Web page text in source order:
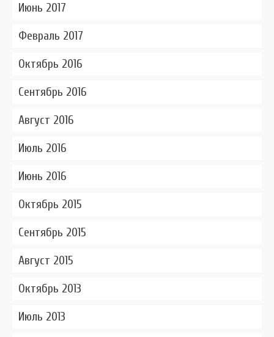
Июнь 2017
Февраль 2017
Октябрь 2016
Сентябрь 2016
Август 2016
Июль 2016
Июнь 2016
Октябрь 2015
Сентябрь 2015
Август 2015
Октябрь 2013
Июль 2013